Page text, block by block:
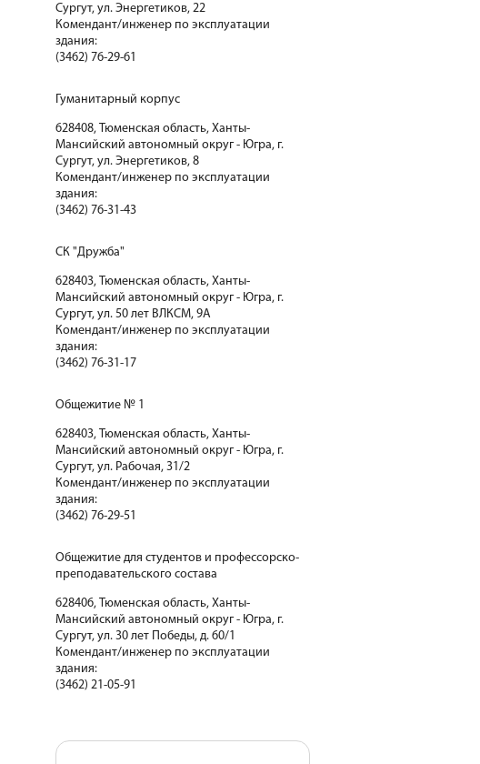
Сургут, ул. Энергетиков, 22
Комендант/инженер по эксплуатации
здания:
(3462) 76-29-61
Гуманитарный корпус
628408, Тюменская область, Ханты-
Мансийский автономный округ - Югра, г.
Сургут, ул. Энергетиков, 8
Комендант/инженер по эксплуатации
здания:
(3462) 76-31-43
СК "Дружба"
628403, Тюменская область, Ханты-
Мансийский автономный округ - Югра, г.
Сургут, ул. 50 лет ВЛКСМ, 9А
Комендант/инженер по эксплуатации
здания:
(3462) 76-31-17
Общежитие № 1
628403, Тюменская область, Ханты-
Мансийский автономный округ - Югра, г.
Сургут, ул. Рабочая, 31/2
Комендант/инженер по эксплуатации
здания:
(3462) 76-29-51
Общежитие для студентов и профессорско-
преподавательского состава
628406, Тюменская область, Ханты-
Мансийский автономный округ - Югра, г.
Сургут, ул. 30 лет Победы, д. 60/1
Комендант/инженер по эксплуатации
здания:
(3462) 21-05-91